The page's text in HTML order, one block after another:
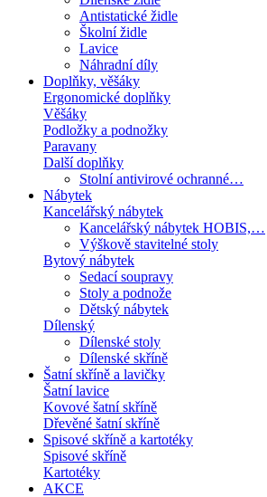
Antistatické židle
Školní židle
Lavice
Náhradní díly
Doplňky, věšáky
Ergonomické doplňky
Věšáky
Podložky a podnožky
Paravany
Další doplňky
Stolní antivirové ochranné…
Nábytek
Kancelářský nábytek
Kancelářský nábytek HOBIS,…
Výškově stavitelné stoly
Bytový nábytek
Sedací soupravy
Stoly a podnože
Dětský nábytek
Dílenský
Dílenské stoly
Dílenské skříně
Šatní skříně a lavičky
Šatní lavice
Kovové šatní skříně
Dřevěné šatní skříně
Spisové skříně a kartotéky
Spisové skříně
Kartotéky
AKCE